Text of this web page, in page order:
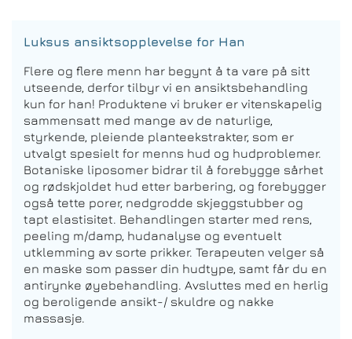
Luksus ansiktsopplevelse for Han
Flere og flere menn har begynt å ta vare på sitt
utseende, derfor tilbyr vi en ansiktsbehandling
kun for han! Produktene vi bruker er vitenskapelig
sammensatt med mange av de naturlige,
styrkende, pleiende planteekstrakter, som er
utvalgt spesielt for menns hud og hudproblemer.
Botaniske liposomer bidrar til å forebygge sårhet
og rødskjoldet hud etter barbering, og forebygger
også tette porer, nedgrodde skjeggstubber og
tapt elastisitet. Behandlingen starter med rens,
peeling m/damp, hudanalyse og eventuelt
utklemming av sorte prikker. Terapeuten velger så
en maske som passer din hudtype, samt får du en
antirynke øyebehandling. Avsluttes med en herlig
og beroligende ansikt-/ skuldre og nakke
massasje.